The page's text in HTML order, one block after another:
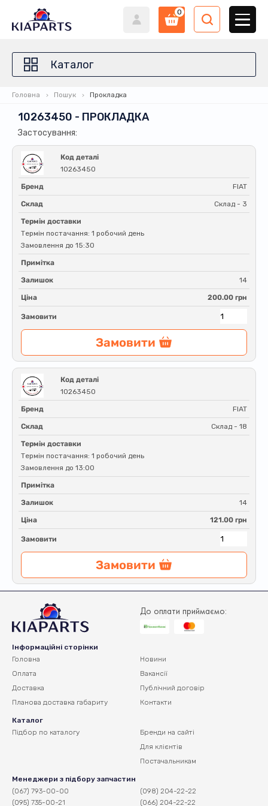
0
Каталог
Головна Пошук Прокладка
10263450 - ПРОКЛАДКА
Застосування:
Код деталі
10263450
Бренд FIAT
Склад Склад - 3
Термін доставки
Термін постачання: 1 робочий день
Замовлення до 15:30
Примітка
Залишок 14
Ціна 200.00 грн
Замовити
Замовити
Код деталі
10263450
Бренд FIAT
Склад Склад - 18
Термін доставки
Термін постачання: 1 робочий день
Замовлення до 13:00
Примітка
Залишок 14
Ціна 121.00 грн
Замовити
Замовити
До оплати приймаємо:
Інформаційні сторінки
Головна
Оплата
Доставка
Планова доставка габариту
Новини
Вакансії
Публічний договір
Контакти
Каталог
Підбор по каталогу
Бренди на сайті
Для клієнтів
Постачальникам
Менеджери з підбору запчастин
(067) 793-00-00
(095) 735-00-21
(098) 204-22-22
(066) 204-22-22